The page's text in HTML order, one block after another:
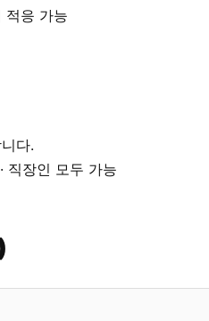
적응 가능
다.
직장인 모두 가능